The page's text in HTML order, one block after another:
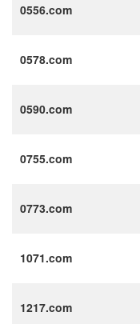
0556.com
0578.com
0590.com
0755.com
0773.com
1071.com
1217.com